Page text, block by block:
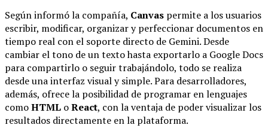
Según informó la compañía, Canvas permite a los usuarios
escribir, modificar, organizar y perfeccionar documentos en
tiempo real con el soporte directo de Gemini. Desde
cambiar el tono de un texto hasta exportarlo a Google Docs
para compartirlo o seguir trabajándolo, todo se realiza
desde una interfaz visual y simple. Para desarrolladores,
además, ofrece la posibilidad de programar en lenguajes
comoHTML oReact, con la ventaja de poder visualizar los
resultados directamente en la plataforma.